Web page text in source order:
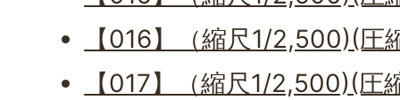
【016】（縮尺1/2,500)(圧
【017】（縮尺1/2,500)(